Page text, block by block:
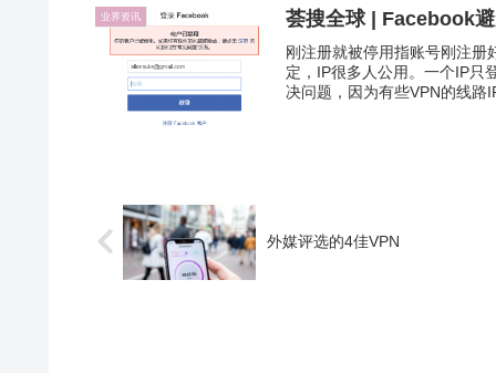
业界资讯 荟搜全球 | Facebook
刚注册就被停用指账号刚注册
定，IP很多人公用。一个IP只
决问题，因为有些VPN的线路
外媒评选的4佳VPN